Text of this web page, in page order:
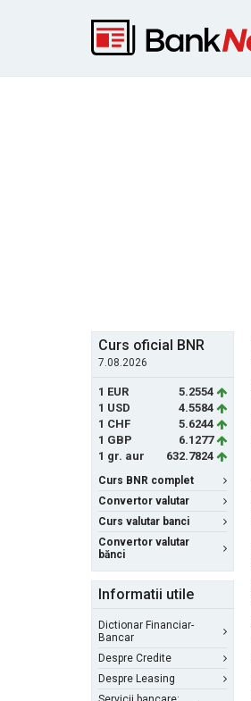
Curs oficial BNR
7.08.2026
1 EUR
5.2554
1 USD
4.5584
1 CHF
5.6244
1 GBP
6.1277
1 gr. aur
632.7824
Curs BNR complet
Convertor valutar
Curs valutar banci
Convertor valutar
bănci
Informatii utile
Dictionar Financiar-
Bancar
Despre Credite
Despre Leasing